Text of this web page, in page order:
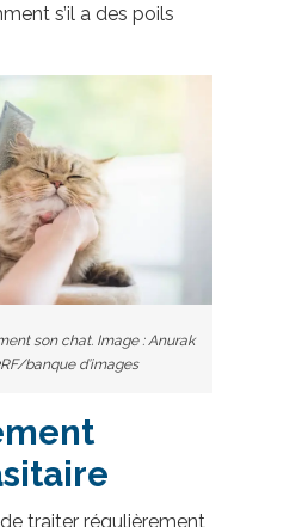
s’il a des poils
son chat. Image : Anurak
banque d’images
traiter régulièrement